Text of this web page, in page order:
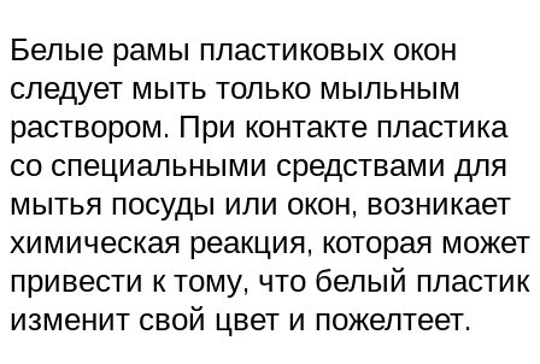
Белые рамы пластиковых окон
следует мыть только мыльным
раствором. При контакте пластика
со специальными средствами для
мытья посуды или окон, возникает
химическая реакция, которая может
привести к тому, что белый пластик
изменит свой цвет и пожелтеет.